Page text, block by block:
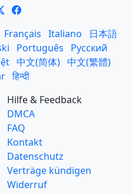
Français Italiano
日本語
Português
Русский
中文(简体) 中文(繁體)
हिन्दी
Hilfe & Feedback
DMCA
FAQ
Kontakt
Datenschutz
Verträge kündigen
Widerruf